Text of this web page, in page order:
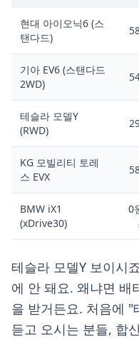
현대 아이오닉6 (스
탠다드)
기아 EV6 (스탠다드
2WD)
테슬라 모델Y
(RWD)
KG 모빌리티 토레
스 EVX
BMW iX1
(xDrive30)
0
테슬라 모델Y 보이시
에 안 돼요. 왜냐면 배
을 받거든요. 처음에
듣고 오시는 분들, 합